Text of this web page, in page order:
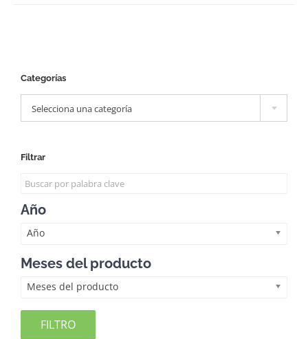
Categorías
Selecciona una categoría
Filtrar
Año
Año
Meses del producto
Meses del producto
FILTRO